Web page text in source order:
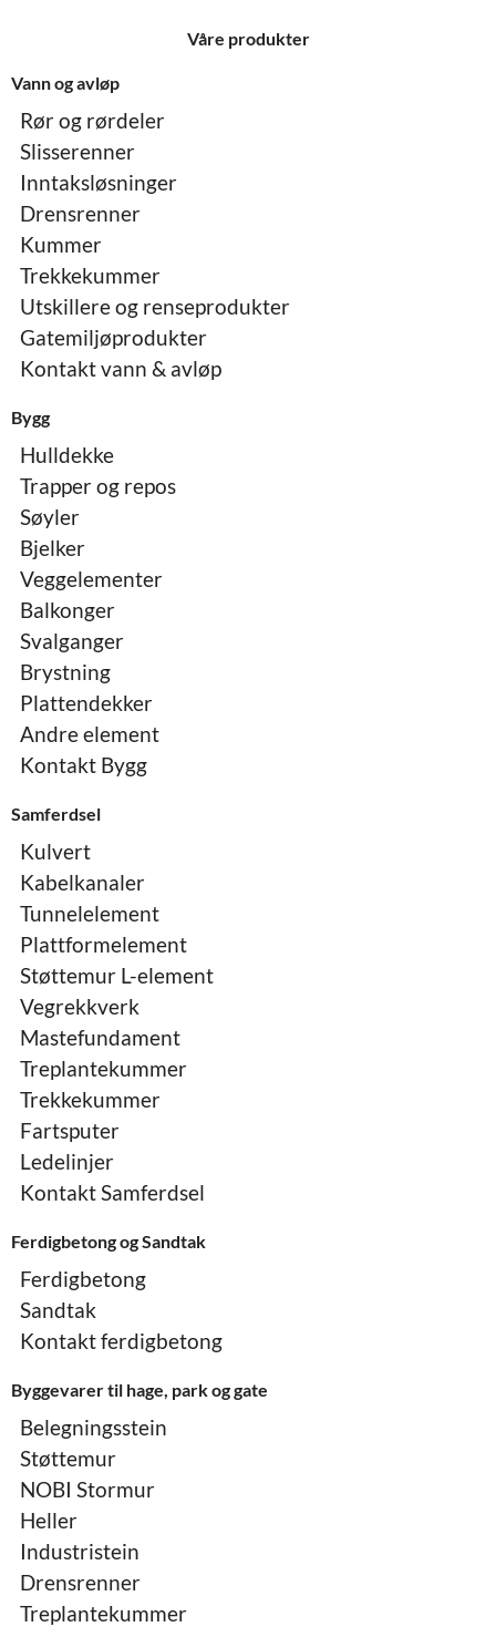
Våre produkter
Vann og avløp
Rør og rørdeler
Slisserenner
Inntaksløsninger
Drensrenner
Kummer
Trekkekummer
Utskillere og renseprodukter
Gatemiljøprodukter
Kontakt vann & avløp
Bygg
Hulldekke
Trapper og repos
Søyler
Bjelker
Veggelementer
Balkonger
Svalganger
Brystning
Plattendekker
Andre element
Kontakt Bygg
Samferdsel
Kulvert
Kabelkanaler
Tunnelelement
Plattformelement
Støttemur L-element
Vegrekkverk
Mastefundament
Treplantekummer
Trekkekummer
Fartsputer
Ledelinjer
Kontakt Samferdsel
Ferdigbetong og Sandtak
Ferdigbetong
Sandtak
Kontakt ferdigbetong
Byggevarer til hage, park og gate
Belegningsstein
Støttemur
NOBI Stormur
Heller
Industristein
Drensrenner
Treplantekummer